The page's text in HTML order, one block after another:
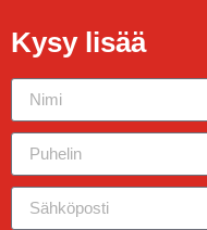
Kysy lisää